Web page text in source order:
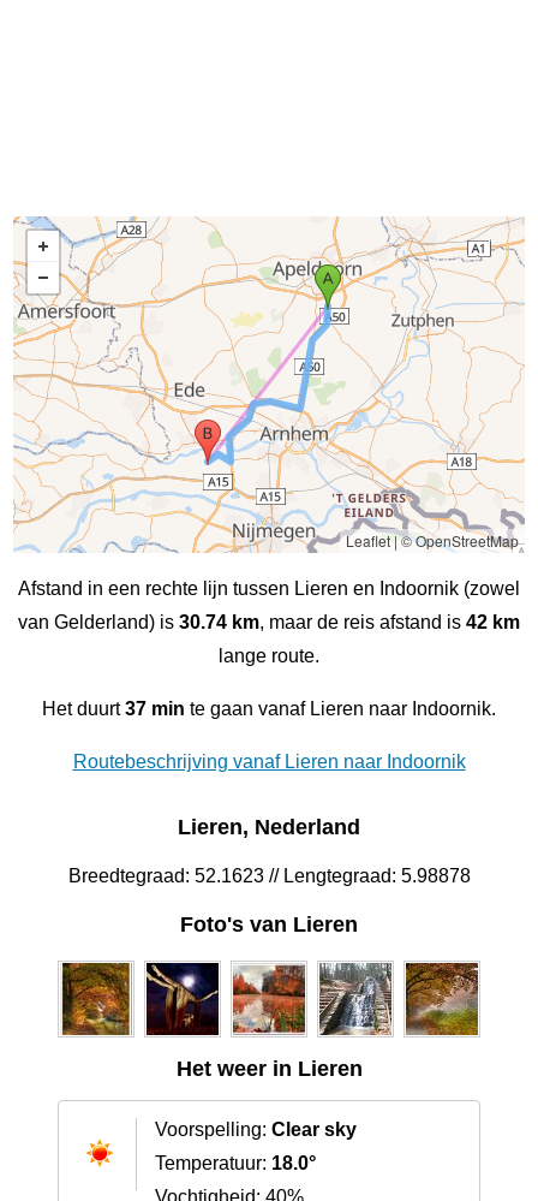
Leaflet|© OpenStreetMap
Afstand in een rechte lijn tussen Lieren en Indoornik (zowel
van Gelderland) is 30.74 km, maar de reis afstand is 42 km
lange route.
Het duurt37 min te gaan vanaf Lieren naar Indoornik.
Routebeschrijving vanaf Lieren naar Indoornik
Lieren, Nederland
Breedtegraad: 52.1623 // Lengtegraad: 5.98878
Foto's van Lieren
Het weer in Lieren
Voorspelling: Clear sky
Temperatuur: 18.0°